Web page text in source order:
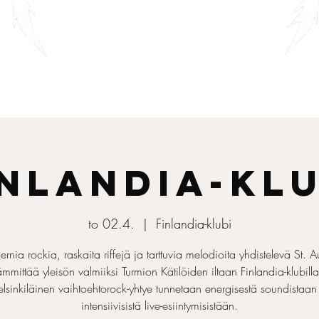
to 02.4.
  |
Finlandia-klubi
rockia, raskaita riffejä ja tarttuvia melodioita yhdistelevä St.
yleisön valmiiksi Turmion Kätilöiden iltaan Finlandia-
vaihtoehtorock-yhtye tunnetaan energisestä
intensiivisistä live-esiintymisistään.